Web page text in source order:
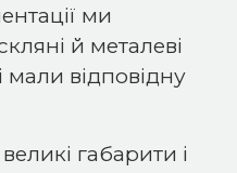
ми
й металеві
мали відповідну
габарити і